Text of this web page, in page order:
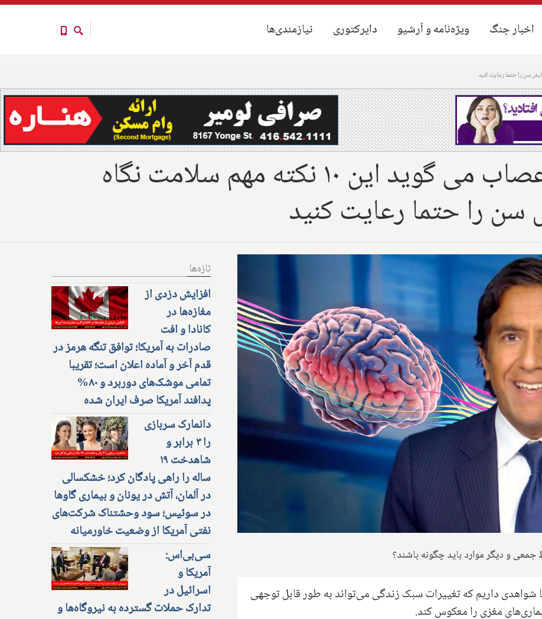
نیازمندی‌ها دایرکتوری ویژه‌نامه و آرشیو اخبار جنگ نیازمندی‌ها دایرکتوری ویژه‌نامه و آرشیو اخبار جنگ
علمی؛ جراح مغز و اعصاب می گوید این ۱۰ نکته مهم سلامت نگاه
سن را حتما رعایت کنید
و دیگر موارد باید چگونه باشند؟
داریم که تغییرات سبک زندگی می‌تواند به طور قابل توجهی
مغزی را معکوس کند.
تازه‌ها
افزایش دزدی از
مغازه‌ها در
کانادا و افت
صادرات به آمریکا؛ توافق تنگه هرمز در
قدم آخر و آماده اعلان است؛ تقریبا
تمامی موشک‌های دوربرد و ۸۰%
پدافند آمریکا صرف ایران شده
دانمارک سربازی
را ۳ برابر و
شاهدخت ۱۹
ساله را راهی پادگان کرد؛ خشکسالی
در آلمان، آتش در یونان و بیماری گاوها
در سوئیس؛ سود وحشتناک شرکت‌های
نفتی آمریکا از وضعیت خاورمیانه
سی‌بی‌اس:
آمریکا و
اسرائیل در
تدارک حملات گسترده به نیروگاه‌ها و